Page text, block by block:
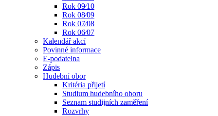
Rok 09⁄10
Rok 08⁄09
Rok 07⁄08
Rok 06⁄07
Kalendář akcí
Povinné informace
E-podatelna
Zápis
Hudební obor
Kritéria přijetí
Studium hudebního oboru
Seznam studijních zaměření
Rozvrhy